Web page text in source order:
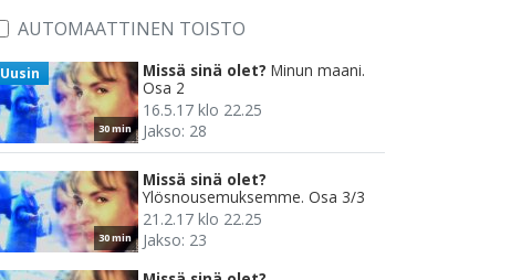
AUTOMAATTINEN TOISTO
30 min
Uusin Missä sinä olet? Minun maani.
Osa 2
16.5.17 klo 22.25
Jakso: 28
30 min
Missä sinä olet?
Ylösnousemuksemme. Osa 3/3
21.2.17 klo 22.25
Jakso: 23